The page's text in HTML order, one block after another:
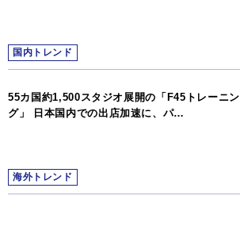
国内トレンド
55カ国約1,500スタジオ展開の「F45トレーニン
グ」 日本国内での出店加速に、パ…
海外トレンド